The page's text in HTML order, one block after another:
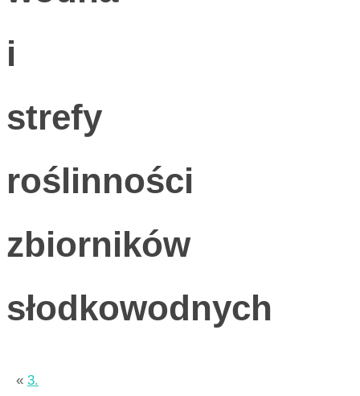
i
strefy
roślinności
zbiorników
słodkowodnych
« 3.